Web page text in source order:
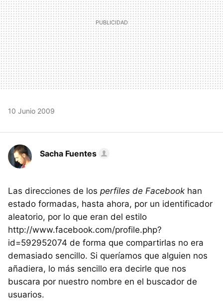
10 Junio 2009
Sacha Fuentes
Las direcciones de los perfiles de Facebook han
estado formadas, hasta ahora, por un identificador
aleatorio, por lo que eran del estilo
http://www.facebook.com/profile.php?
id=592952074 de forma que compartirlas no era
demasiado sencillo. Si queríamos que alguien nos
añadiera, lo más sencillo era decirle que nos
buscara por nuestro nombre en el buscador de
usuarios.